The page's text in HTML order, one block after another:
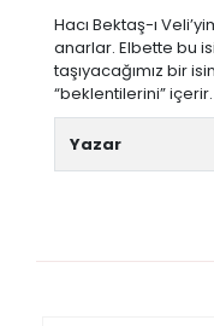
Hacı Bektaş-ı
anarlar. Elbette bu
taşıyacağımız bir
“beklentilerini” içerir.
Yazar